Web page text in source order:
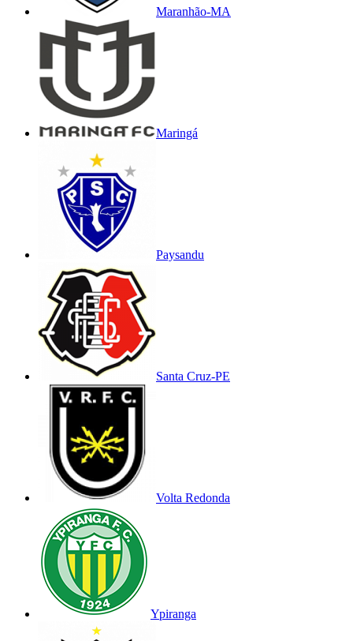
Maranhão-MA
Maringá
Paysandu
Santa Cruz-PE
Volta Redonda
Ypiranga